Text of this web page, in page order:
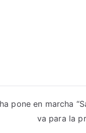
pone en marcha
va para la